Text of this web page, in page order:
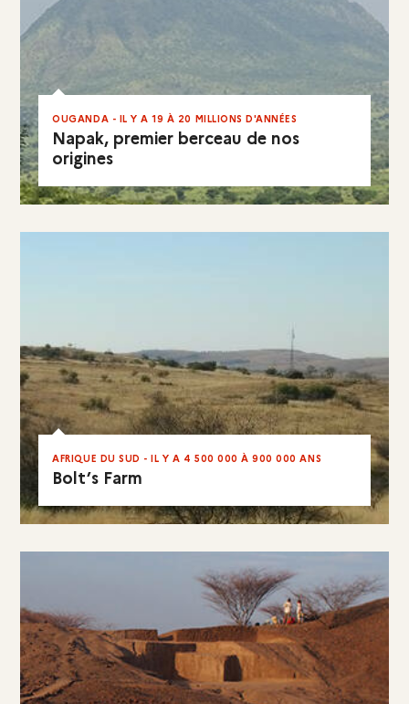
Napak, premier berceau de nos
origines
OUGANDA - IL Y A 19 À 20 MILLIONS D'ANNÉES
EN RÉSUMÉ
Bolt’s Farm
AFRIQUE DU SUD - IL Y A 4 500 000 À 900 000 ANS
EN RÉSUMÉ